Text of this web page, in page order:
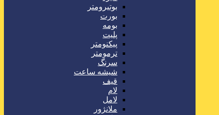
بوتیرومتر
بورت
بومه
پلیت
پیکنومتر
ترمومتر
سرنگ
شیشه ساعت
قیف
لام
لامل
ملانژور